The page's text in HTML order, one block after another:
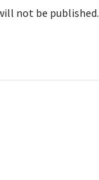
not be published.